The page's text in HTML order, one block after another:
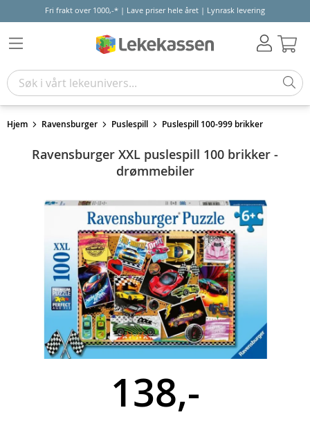
Fri frakt over 1000,-* | Lave priser hele året | Lynrask levering
Hjem Ravensburger Puslespill Puslespill 100-999 brikker
Ravensburger XXL puslespill 100 brikker -
drømmebiler
138,-